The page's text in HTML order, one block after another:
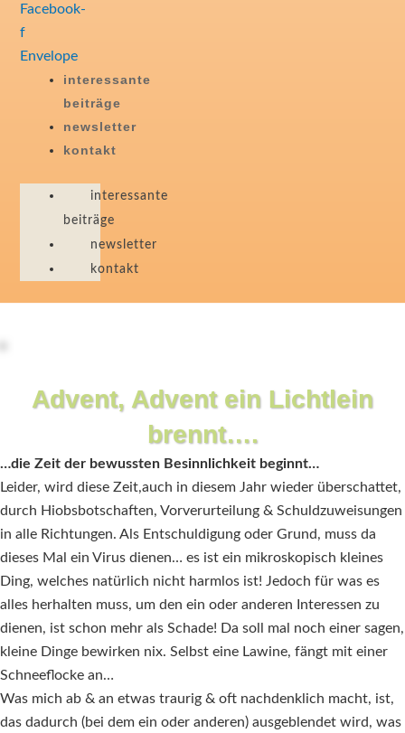
Facebook-
f
Envelope
interessante
beiträge
newsletter
kontakt
interessante
beiträge
newsletter
kontakt
Advent, Advent ein Lichtlein
brennt….
…die Zeit der bewussten Besinnlichkeit beginnt…
Leider, wird diese Zeit,auch in diesem Jahr wieder überschattet,
durch Hiobsbotschaften, Vorverurteilung & Schuldzuweisungen
in alle Richtungen. Als Entschuldigung oder Grund, muss da
dieses Mal ein Virus dienen… es ist ein mikroskopisch kleines
Ding, welches natürlich nicht harmlos ist! Jedoch für was es
alles herhalten muss, um den ein oder anderen Interessen zu
dienen, ist schon mehr als Schade! Da soll mal noch einer sagen,
kleine Dinge bewirken nix. Selbst eine Lawine, fängt mit einer
Schneeflocke an…
Was mich ab & an etwas traurig & oft nachdenklich macht, ist,
das dadurch (bei dem ein oder anderen) ausgeblendet wird, was